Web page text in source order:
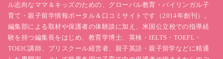
ル志向なママ＆キッズのための、グローバル教育・バイリンガル子
育て・親子留学情報ポータル＆口コミサイトです（2014年創刊）。
編集部による取材や保護者の体験談に加え、米国公立校での指導経
験を持つ編集長をはじめ、教育学博士、英検・IELTS・TOEFL・
TOEIC講師、プリスクール経営者、親子英語・親子留学などに精通